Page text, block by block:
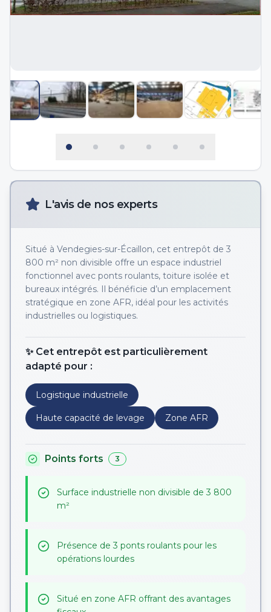
L'avis de nos experts
Situé à Vendegies-sur-Écaillon, cet entrepôt de 3
800 m² non divisible offre un espace industriel
fonctionnel avec ponts roulants, toiture isolée et
bureaux intégrés. Il bénéficie d’un emplacement
stratégique en zone AFR, idéal pour les activités
industrielles ou logistiques.
✨ Cet entrepôt est particulièrement
adapté pour :
Logistique industrielle
Haute capacité de levage Zone AFR
Points forts 3
Surface industrielle non divisible de 3 800
m²
Présence de 3 ponts roulants pour les
opérations lourdes
Situé en zone AFR offrant des avantages